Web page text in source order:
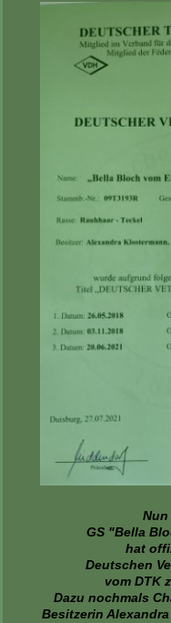
GS "Bella
hat
Deutschen
vom DTK
Dazu nochmals
Besitzerin